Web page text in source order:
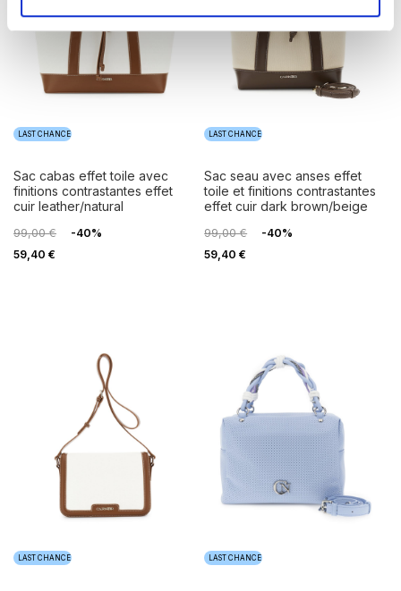
LAST CHANCE
sac cabas effet toile avec
finitions contrastantes effet
cuir leather/natural
99,00 €
-40%
59,40 €
LAST CHANCE
sac seau avec anses effet
toile et finitions contrastantes
effet cuir dark brown/beige
99,00 €
-40%
59,40 €
LAST CHANCE LAST CHANCE